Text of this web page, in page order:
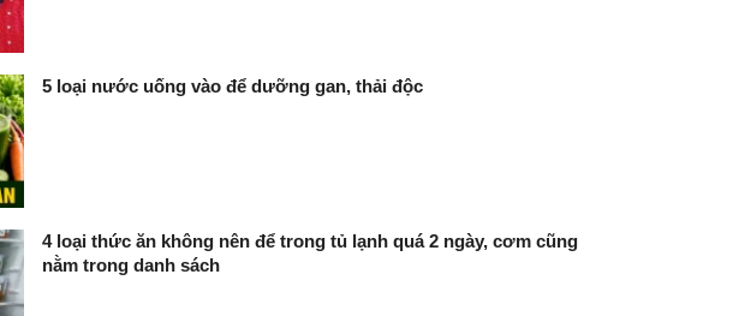
5 loại nước uống vào để dưỡng gan, thải độc
4 loại thức ăn không nên để trong tủ lạnh quá 2 ngày, cơm cũng
nằm trong danh sách